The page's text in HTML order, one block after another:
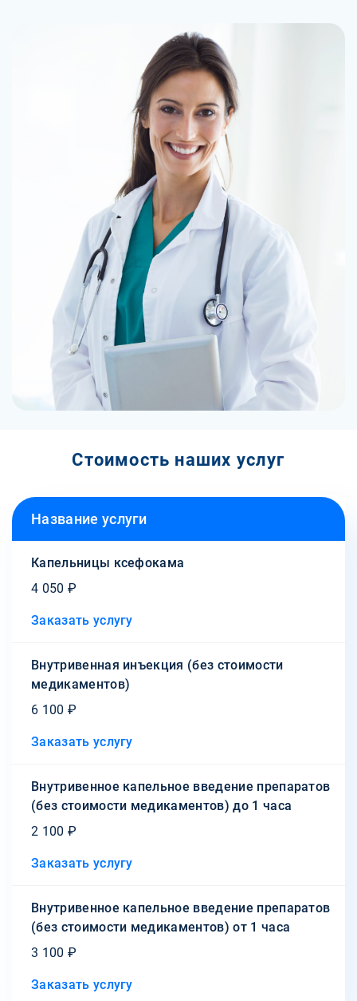
Стоимость наших услуг
Название услуги
Капельницы ксефокама
4 050 ₽
Заказать услугу
Внутривенная инъекция (без стоимости
медикаментов)
6 100 ₽
Заказать услугу
Внутривенное капельное введение препаратов
(без стоимости медикаментов) до 1 часа
2 100 ₽
Заказать услугу
Внутривенное капельное введение препаратов
(без стоимости медикаментов) от 1 часа
3 100 ₽
Заказать услугу